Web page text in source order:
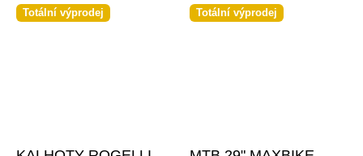
Totální výprodej Totální výprodej